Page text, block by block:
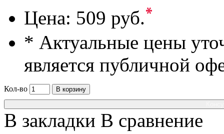
Цена: 509 руб.*
* Актуальные цены
является публичной
Кол-во
В корзину
В закладки В сравнение